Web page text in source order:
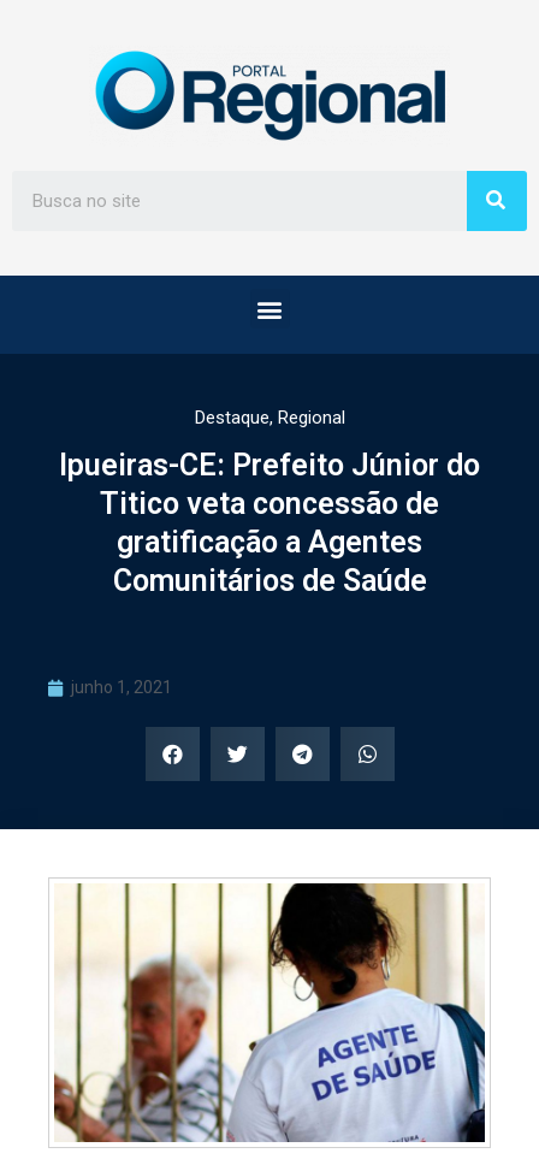
Destaque, Regional
Ipueiras-CE: Prefeito Júnior do
Titico veta concessão de
gratificação a Agentes
Comunitários de Saúde
junho 1, 2021